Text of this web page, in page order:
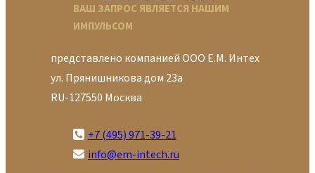
ВАШ ЗАПРОС ЯВЛЯЕТСЯ НАШИМ
ИМПУЛЬСОМ
представлено компанией ООО Е.М. Интех
ул. Прянишникова дом 23а
RU-127550 Москва
+7 (495) 971-39-21
info@em-intech.ru